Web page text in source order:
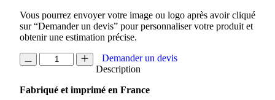
Vous pourrez envoyer votre image ou logo après avoir cliqué
sur “Demander un devis” pour personnaliser votre produit et
obtenir une estimation précise.
quantité
de
MONNAIE
Demander un devis
Description
Fabriqué et imprimé en France